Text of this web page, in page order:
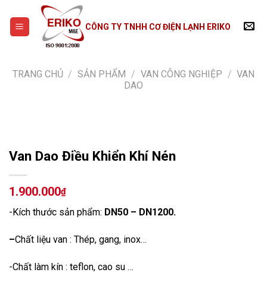
content
CÔNG TY TNHH CƠ ĐIỆN LẠNH ERIKO
TRANG CHỦ / SẢN PHẨM / VAN CÔNG NGHIỆP / VAN
DAO
Van Dao Điều Khiển Khí Nén
1.900.000₫
-Kích thước sản phẩm: DN50 – DN1200.
–Chất liệu van : Thép, gang, inox…
-Chất làm kín : teflon, cao su …